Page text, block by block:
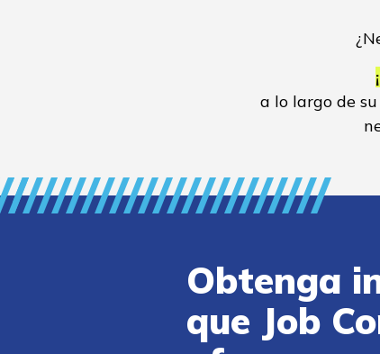
a lo largo de
Obtenga
que Job